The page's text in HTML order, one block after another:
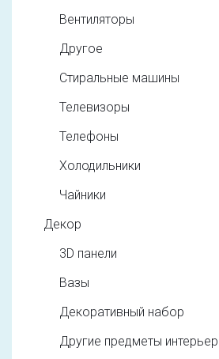
Вентиляторы
Другое
Стиральные машины
Телевизоры
Телефоны
Холодильники
Чайники
Декор
3D панели
Вазы
Декоративный набор
Другие предметы